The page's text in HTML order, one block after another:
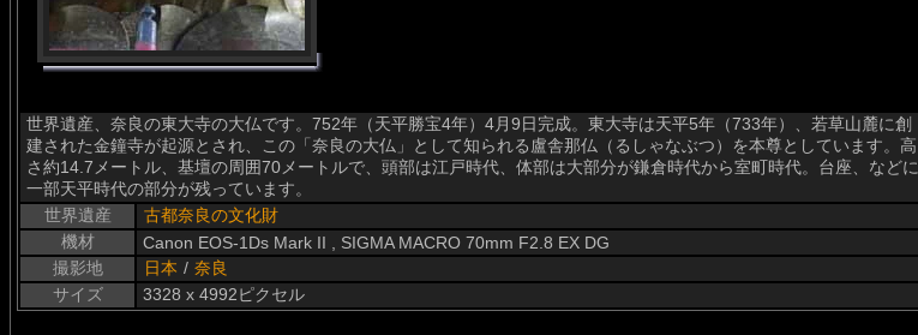
世界遺産、奈良の東大寺の大仏です。752年（天平勝宝4年）4月9日完成。東大寺は天平5年（733年）、若草山麓に創
建された金鐘寺が起源とされ、この「奈良の大仏」として知られる盧舎那仏（るしゃなぶつ）を本尊としています。高
さ約14.7メートル、基壇の周囲70メートルで、頭部は江戸時代、体部は大部分が鎌倉時代から室町時代。台座、などに
一部天平時代の部分が残っています。
世界遺産
古都奈良の文化財
機材
Canon EOS-1Ds Mark II , SIGMA MACRO 70mm F2.8 EX DG
撮影地
日本 / 奈良
サイズ
3328 x 4992ピクセル